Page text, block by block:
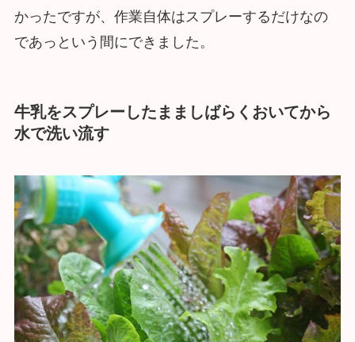
かったですが、作業自体はスプレーするだけなの
であっという間にできました。
牛乳をスプレーしたまましばらくおいてから
水で洗い流す